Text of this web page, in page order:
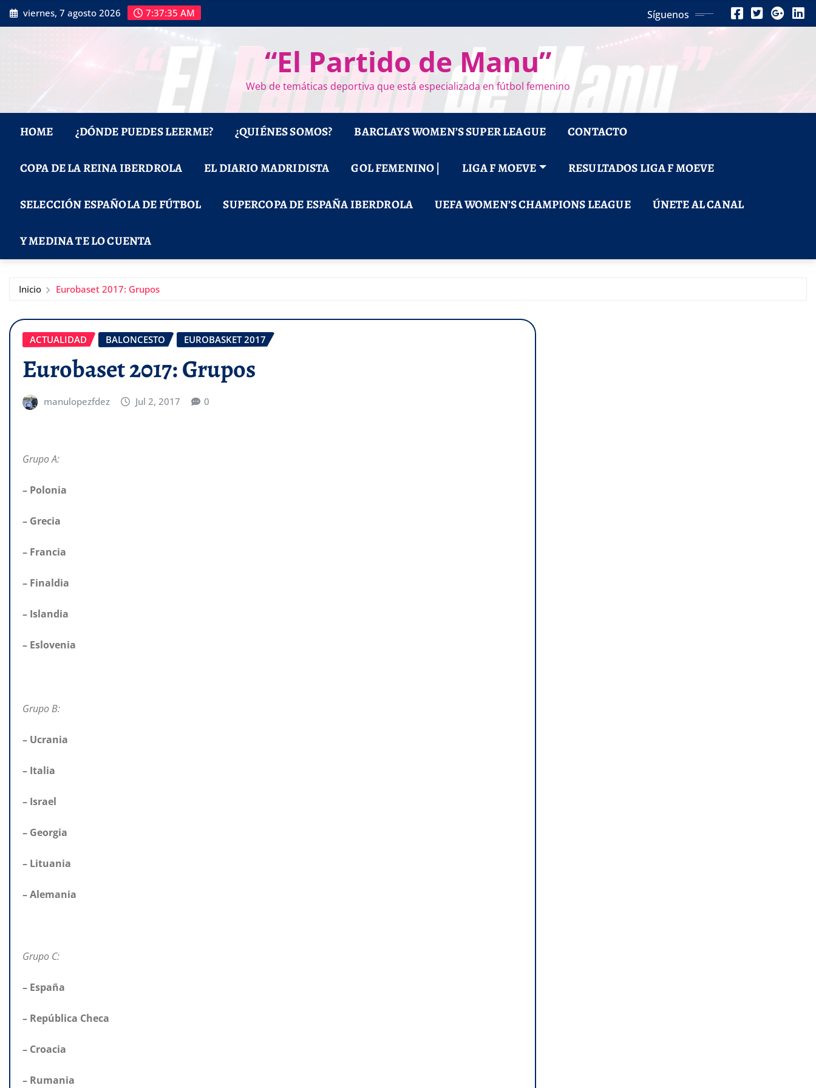
Saltar
al
viernes, 7 agosto 2026 7:37:37 AM Síguenos
“El Partido de Manu”
Web de temáticas deportiva que está especializada en fútbol femenino
HOME ¿DÓNDE PUEDES LEERME? ¿QUIÉNES SOMOS? BARCLAYS WOMEN’S SUPER LEAGUE CONTACTO
COPA DE LA REINA IBERDROLA EL DIARIO MADRIDISTA GOL FEMENINO | LIGA F MOEVE RESULTADOS LIGA F MOEVE
SELECCIÓN ESPAÑOLA DE FÚTBOL SUPERCOPA DE ESPAÑA IBERDROLA UEFA WOMEN’S CHAMPIONS LEAGUE ÚNETE AL CANAL
Y MEDINA TE LO CUENTA
Inicio Eurobaset 2017: Grupos
ACTUALIDAD BALONCESTO EUROBASKET 2017
Eurobaset 2017: Grupos
manulopezfdez Jul 2, 2017 0
Grupo A:
– Polonia
– Grecia
– Francia
– Finaldia
– Islandia
– Eslovenia
Grupo B:
– Ucrania
– Italia
– Israel
– Georgia
– Lituania
– Alemania
Grupo C:
– España
– República Checa
– Croacia
– Rumania